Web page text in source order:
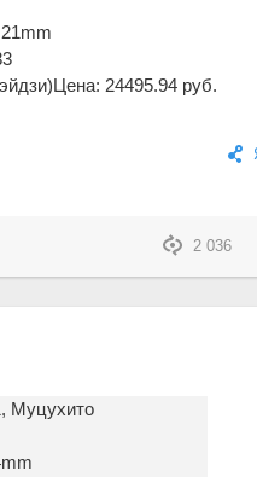
Цена: 24495.94 руб.
2 036
Муцухито